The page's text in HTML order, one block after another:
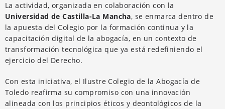
La actividad, organizada en colaboración con la
Universidad de Castilla-La Mancha, se enmarca dentro de
la apuesta del Colegio por la formación continua y la
capacitación digital de la abogacía, en un contexto de
transformación tecnológica que ya está redefiniendo el
ejercicio del Derecho.
Con esta iniciativa, el Ilustre Colegio de la Abogacía de
Toledo reafirma su compromiso con una innovación
alineada con los principios éticos y deontológicos de la